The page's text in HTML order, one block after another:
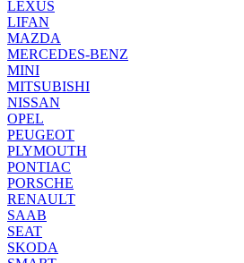
LEXUS
LIFAN
MAZDA
MERCEDES-BENZ
MINI
MITSUBISHI
NISSAN
OPEL
PEUGEOT
PLYMOUTH
PONTIAC
PORSCHE
RENAULT
SAAB
SEAT
SKODA